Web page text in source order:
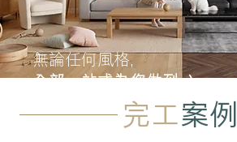
無論任何風格,
全部一站式為您做到 :)
完工案例